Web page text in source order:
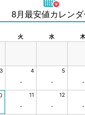
8月最安値カレンダ
火 水 木
3
4
-
5
-
-
11
-
12
-
-